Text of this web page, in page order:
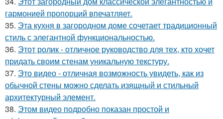
гармонией пропорций впечатляет.
35. Эта кухня в загородном доме сочетает традиционный
стиль с элегантной функциональностью.
36. Этот ролик - отличное руководство для тех, кто хочет
придать своим стенам уникальную текстуру.
37. Это видео - отличная возможность увидеть, как из
обычной стены можно сделать изящный и стильный
архитектурный элемент.
38. Этом видео подробно показан простой и